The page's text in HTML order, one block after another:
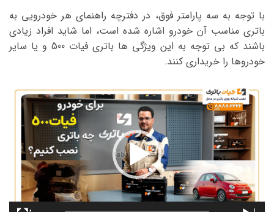
با توجه به سه پارامتر فوق، در دفترچه راهنمای هر خودرویی به
باتری مناسب آن خودرو اشاره شده است، اما شاید افراد زیادی
باشند که بی توجه به این ویژگی ها باتری فیات 500 و یا سایر
خودروها را خریداری کنند.
نمایشگر
ویدیو